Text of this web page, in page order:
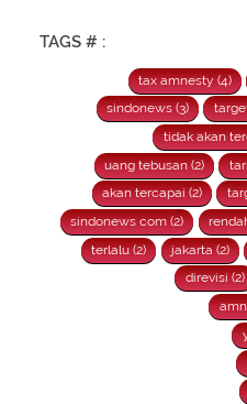
TAGS # :
tax amnesty (4)
sindonews (3)
tidak akan
uang tebusan (2)
akan tercapai (2)
sindonews com (2)
terlalu (2)
jakarta (2)
direvisi (2)